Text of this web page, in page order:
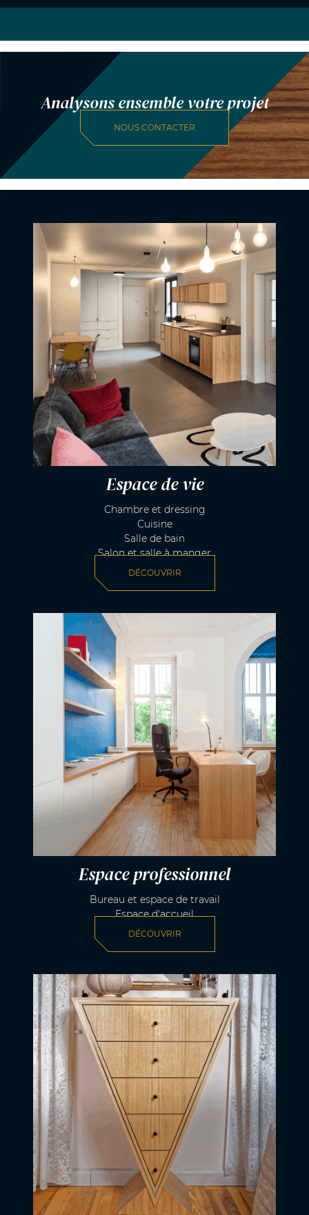
Analysons ensemble votre projet
NOUS CONTACTER
Espace de vie
Chambre et dressing
Cuisine
Salle de bain
Salon et salle à manger
DÉCOUVRIR
Espace professionnel
Bureau et espace de travail
Espace d'accueil
DÉCOUVRIR